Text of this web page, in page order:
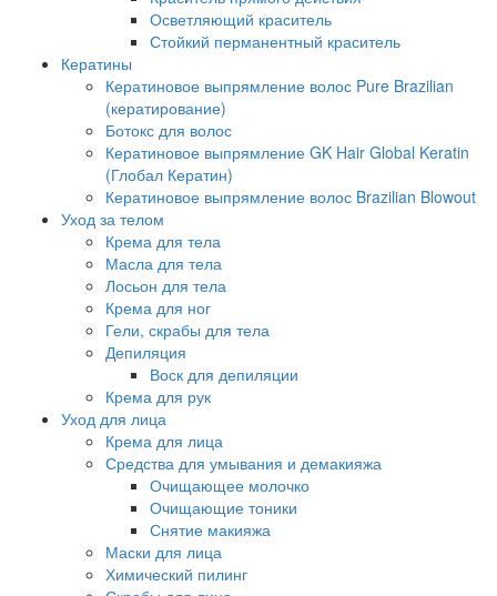
Осветляющий краситель
Стойкий перманентный краситель
Кератины
Кератиновое выпрямление волос Pure Brazilian
(кератирование)
Ботокс для волос
Кератиновое выпрямление GK Hair Global Keratin
(Глобал Кератин)
Кератиновое выпрямление волос Brazilian Blowout
Уход за телом
Крема для тела
Масла для тела
Лосьон для тела
Крема для ног
Гели, скрабы для тела
Депиляция
Воск для депиляции
Крема для рук
Уход для лица
Крема для лица
Средства для умывания и демакияжа
Очищающее молочко
Очищающие тоники
Снятие макияжа
Маски для лица
Химический пилинг